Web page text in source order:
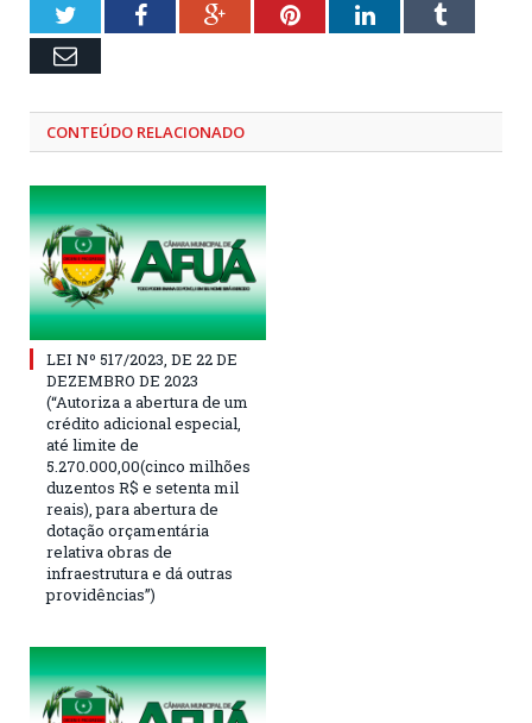
TwitterFacebookGoogle+PinterestLinkedInTumblr
Email
CONTEÚDO RELACIONADO
LEI Nº 517/2023, DE 22 DE
DEZEMBRO DE 2023
(“Autoriza a abertura de um
crédito adicional especial,
até limite de
5.270.000,00(cinco milhões
duzentos R$ e setenta mil
reais), para abertura de
dotação orçamentária
relativa obras de
infraestrutura e dá outras
providências”)